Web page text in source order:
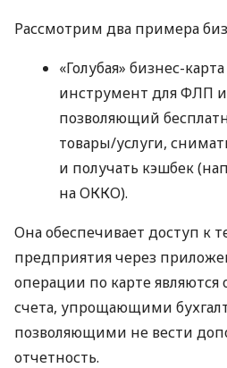
Рассмотрим два примера
«Голубая» бизнес-
инструмент для ФЛП
позволяющий
товары/услуги,
и получать кэшбек
на ОККО).
Она обеспечивает доступ к
предприятия через
операции по карте
счета, упрощающими
позволяющими не вести
отчетность.